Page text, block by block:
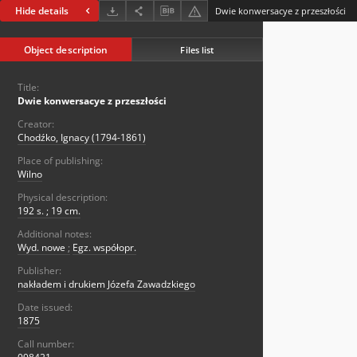
Hide details Dwie konwersacye z przeszłości
Object description Files list
Title:
Dwie konwersacye z przeszłości
Creator:
Chodźko, Ignacy (1794-1861)
Place of publishing:
Wilno
Physical description:
192 s. ; 19 cm.
Additional notes:
Wyd. nowe ; Egz. współopr.
Publisher:
nakładem i drukiem Józefa Zawadzkiego
Date issued:
1875
Call number: